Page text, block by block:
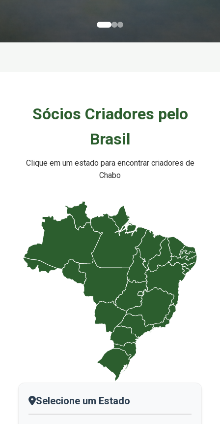
Sócios Criadores pelo
Brasil
Clique em um estado para encontrar criadores de
Chabo
Selecione um Estado